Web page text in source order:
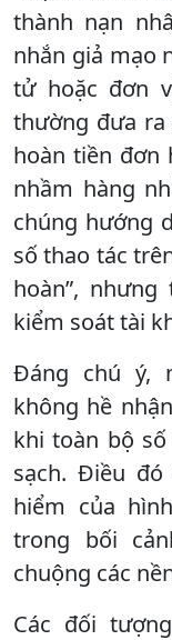
thành nạn
nhắn giả mạo
tử hoặc đơn
thường đưa
hoàn tiền đơn
nhầm hàng
chúng hướng
số thao tác
hoàn”,
kiểm soát tài
Đáng chú ý,
không hề
khi toàn bộ
sạch. Điều
hiểm của
trong bối
chuộng các
Các đối